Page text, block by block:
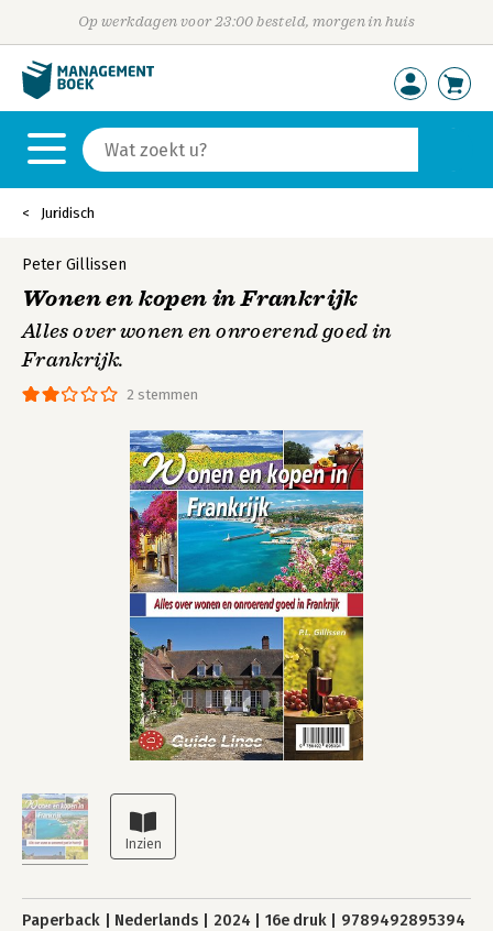
Op werkdagen voor 23:00 besteld, morgen in huis
Juridisch
2 stemmen
Peter Gillissen
Wonen en kopen in Frankrijk
Alles over wonen en onroerend goed in
Frankrijk.
Paperback Nederlands 2024 16e druk 9789492895394